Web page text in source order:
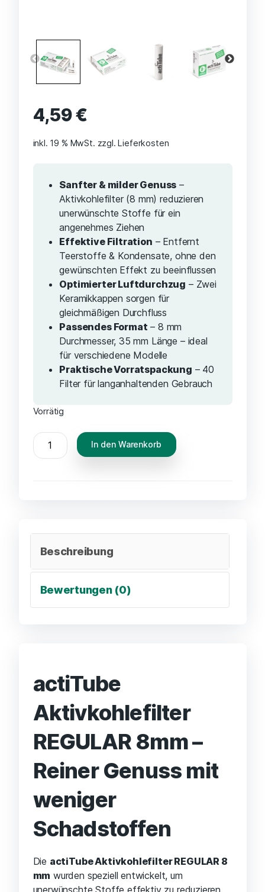
4,59€
inkl. 19 % MwSt. zzgl. Lieferkosten
Sanfter & milder Genuss –
Aktivkohlefilter (8 mm) reduzieren
unerwünschte Stoffe für ein
angenehmes Ziehen
Effektive Filtration – Entfernt
Teerstoffe & Kondensate, ohne den
gewünschten Effekt zu beeinflussen
Optimierter Luftdurchzug – Zwei
Keramikkappen sorgen für
gleichmäßigen Durchfluss
Passendes Format – 8 mm
Durchmesser, 35 mm Länge – ideal
für verschiedene Modelle
Praktische Vorratspackung – 40
Filter für langanhaltenden Gebrauch
Vorrätig
In den Warenkorb
Beschreibung
Bewertungen (0)
actiTube
Aktivkohlefilter
REGULAR 8mm –
Reiner Genuss mit
weniger
Schadstoffen
Die actiTube Aktivkohlefilter REGULAR 8
mm wurden speziell entwickelt, um
unerwünschte Stoffe effektiv zu reduzieren